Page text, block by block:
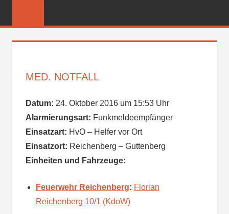
FEUERWEHR
MED. NOTFALL
Datum: 24. Oktober 2016 um 15:53 Uhr
Alarmierungsart: Funkmeldeempfänger
Einsatzart: HvO – Helfer vor Ort
Einsatzort: Reichenberg – Guttenberg
Einheiten und Fahrzeuge:
Feuerwehr Reichenberg: Florian
Reichenberg 10/1 (KdoW)